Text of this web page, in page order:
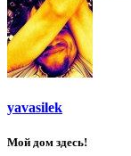
yavasilek
Мой дом здесь!